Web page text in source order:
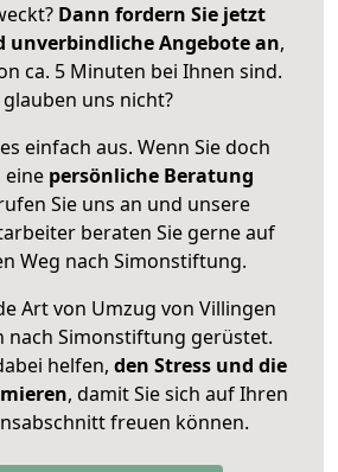
Dann fordern Sie jetzt
unverbindliche Angebote an,
ca. 5 Minuten bei Ihnen sind.
glauben uns nicht?
einfach aus. Wenn Sie doch
eine persönliche Beratung
Sie uns an und unsere
beraten Sie gerne auf
Weg nach Simonstiftung.
Art von Umzug von Villingen
nach Simonstiftung gerüstet.
helfen, den Stress und die
, damit Sie sich auf Ihren
freuen können.